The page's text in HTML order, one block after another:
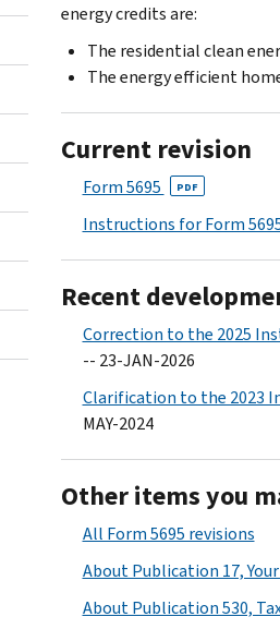
energy credits are:
The residential clean
The energy efficient
Current revision
Form 5695 PDF
Instructions for Form
Recent
Correction to the 2025
-- 23-JAN-2026
Clarification to the 2023
MAY-2024
Other items you
All Form 5695 revisions
About Publication 17,
About Publication 530,